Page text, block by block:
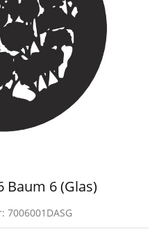
Baum 6 (Glas)
7006001DASG